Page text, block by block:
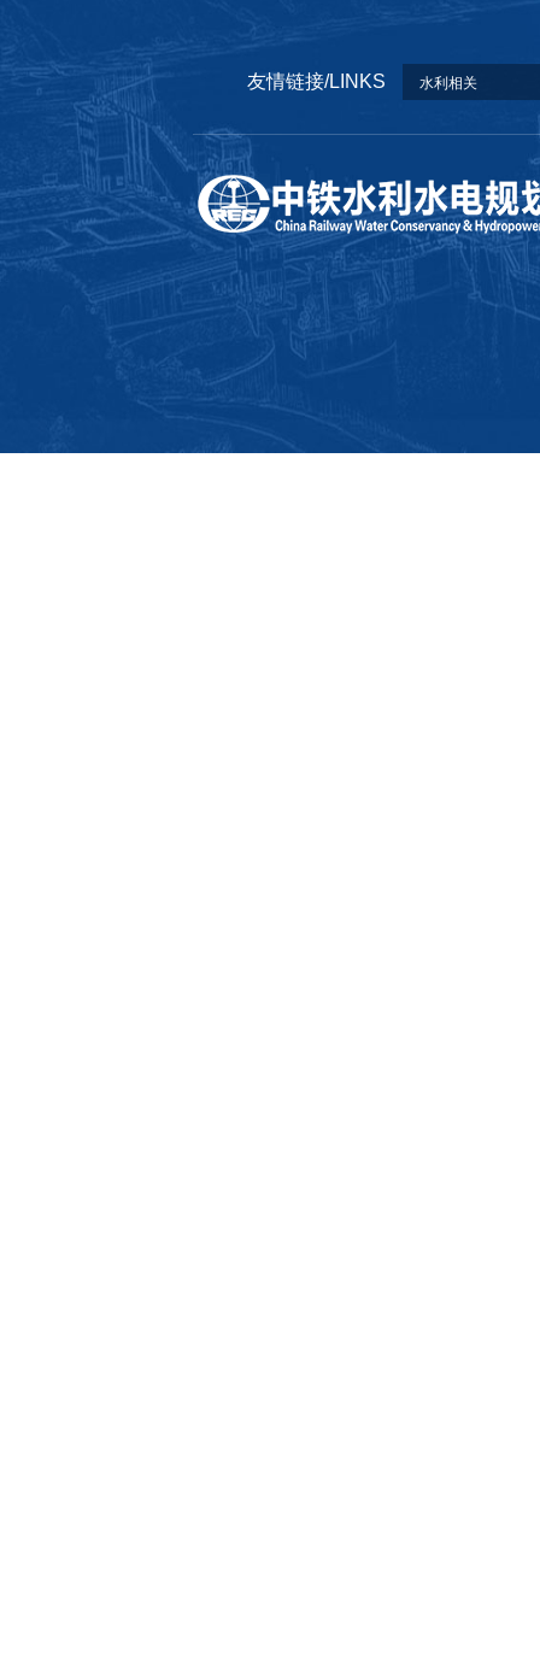
友情链接/LINKS